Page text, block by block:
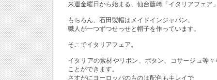
来週金曜日から始まる、仙台藤崎「イタリアフェア
もちろん、石田製帽はメイドインジャパン。
職人が一つずつせっせと帽子を作っています。
そこでイタリアフェア。
イタリアの素材やリボン、ボタン、コサージュ等
ことができます。
さすがにヨーロッパのものは配色もキレイで